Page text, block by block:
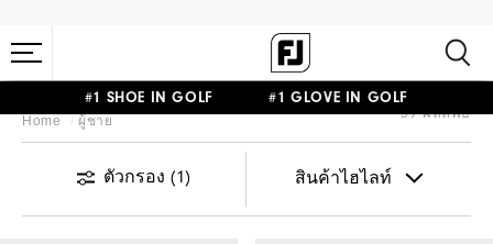
#1 SHOE IN GOLF #1 GLOVE IN GOLF
Home ผู้ชาย 39 ผลลัพธ์
ตัวกรอง (1)